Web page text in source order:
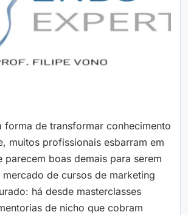
forma de transformar conhecimento
muitos profissionais esbarram em
parecem boas demais para serem
de cursos de marketing
há desde masterclasses
de nicho que cobram